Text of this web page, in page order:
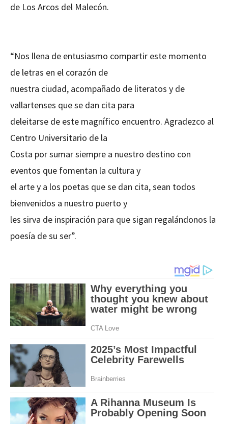
de Los Arcos del Malecón.
“Nos llena de entusiasmo compartir este momento
de letras en el corazón de
nuestra ciudad, acompañado de literatos y de
vallartenses que se dan cita para
deleitarse de este magnífico encuentro. Agradezco al
Centro Universitario de la
Costa por sumar siempre a nuestro destino con
eventos que fomentan la cultura y
el arte y a los poetas que se dan cita, sean todos
bienvenidos a nuestro puerto y
les sirva de inspiración para que sigan regalándonos la
poesía de su ser”.